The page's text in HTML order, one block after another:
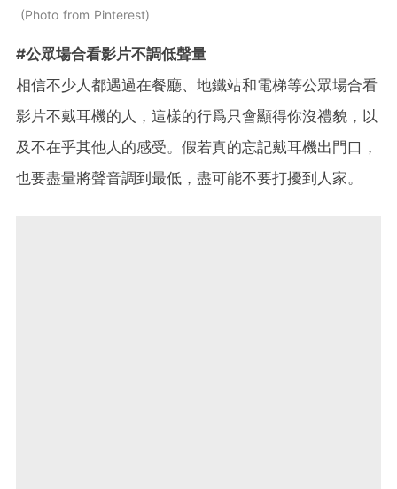
Photo from Pinterest
#公眾場合看影片不調低聲量
相信不少人都遇過在餐廳、地鐵站和電梯等公眾場合看
影片不戴耳機的人，這樣的行爲只會顯得你沒禮貌，以
及不在乎其他人的感受。假若真的忘記戴耳機出門口，
也要盡量將聲音調到最低，盡可能不要打擾到人家。